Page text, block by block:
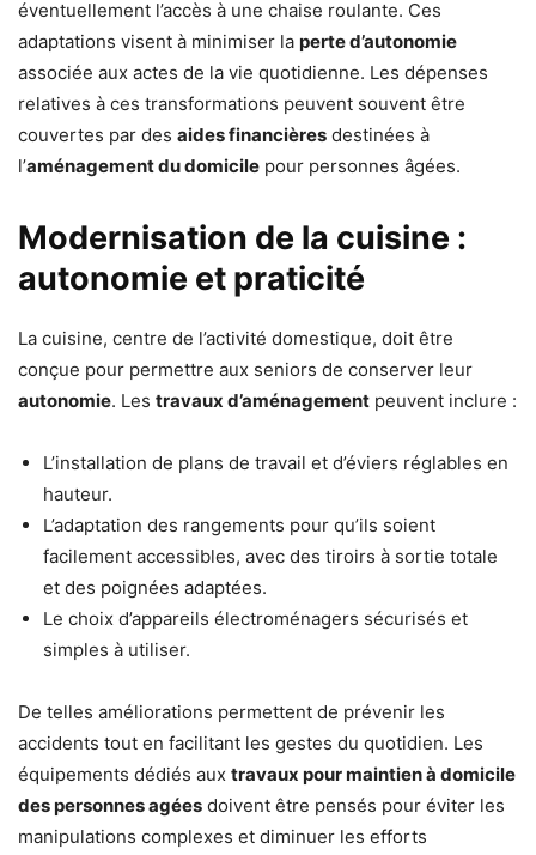
éventuellement l’accès à une chaise roulante. Ces
adaptations visent à minimiser la perte d’autonomie
associée aux actes de la vie quotidienne. Les dépenses
relatives à ces transformations peuvent souvent être
couvertes par des aides financières destinées à
l’aménagement du domicile pour personnes âgées.
Modernisation de la cuisine :
autonomie et praticité
La cuisine, centre de l’activité domestique, doit être
conçue pour permettre aux seniors de conserver leur
autonomie. Les travaux d’aménagement peuvent inclure :
L’installation de plans de travail et d’éviers réglables en
hauteur.
L’adaptation des rangements pour qu’ils soient
facilement accessibles, avec des tiroirs à sortie totale
et des poignées adaptées.
Le choix d’appareils électroménagers sécurisés et
simples à utiliser.
De telles améliorations permettent de prévenir les
accidents tout en facilitant les gestes du quotidien. Les
équipements dédiés aux travaux pour maintien à domicile
des personnes agées doivent être pensés pour éviter les
manipulations complexes et diminuer les efforts